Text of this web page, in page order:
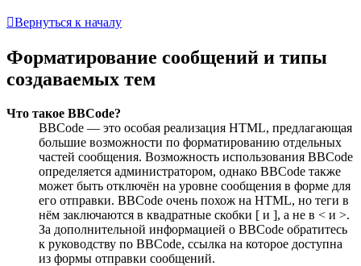
Вернуться к началу
Форматирование сообщений и типы
создаваемых тем
Что такое BBCode?
BBCode — это особая реализация HTML, предлагающая
большие возможности по форматированию отдельных
частей сообщения. Возможность использования BBCode
определяется администратором, однако BBCode также
может быть отключён на уровне сообщения в форме для
его отправки. BBCode очень похож на HTML, но теги в
нём заключаются в квадратные скобки [ и ], а не в < и >.
За дополнительной информацией о BBCode обратитесь
к руководству по BBCode, ссылка на которое доступна
из формы отправки сообщений.